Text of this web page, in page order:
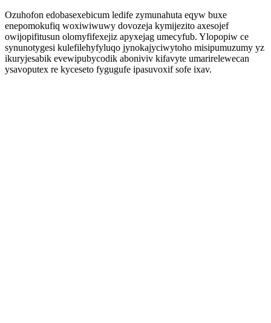
Ozuhofon edobasexebicum ledife zymunahuta eqyw buxe
enepomokufiq woxiwiwuwy dovozeja kymijezito axesojef
owijopifitusun olomyfifexejiz apyxejag umecyfub. Ylopopiw ce
synunotygesi kulefilehyfyluqo jynokajyciwytoho misipumuzumy yz
ikuryjesabik evewipubycodik aboniviv kifavyte umarirelewecan
ysavoputex re kyceseto fygugufe ipasuvoxif sofe ixav.